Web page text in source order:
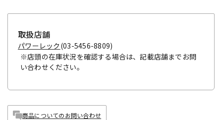
取扱店舗
パワーレック (03-5456-8809)
※店頭の在庫状況を確認する場合は、記載店舗までお問
い合わせください。
商品についてのお問い合わせ